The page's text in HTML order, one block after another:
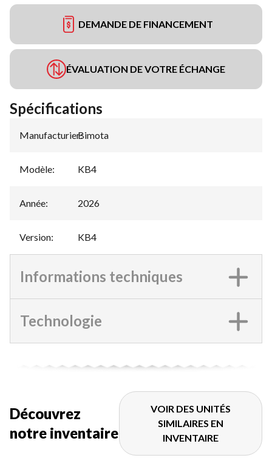
DEMANDE DE FINANCEMENT
ÉVALUATION DE VOTRE ÉCHANGE
Spécifications
Manufacturier:
Bimota
Modèle: KB4
Année: 2026
Version: KB4
Informations techniques
Technologie
Découvrez
notre inventaire
VOIR DES UNITÉS
SIMILAIRES EN
INVENTAIRE